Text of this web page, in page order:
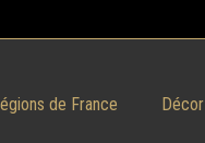
de France Décor